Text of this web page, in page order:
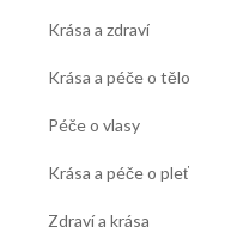
Krása a zdraví
Krása a péče o tělo
Péče o vlasy
Krása a péče o pleť
Zdraví a krása